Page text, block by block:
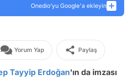
Onedio’yu Google'a ekleyin
Yorum Yap Paylaş
Tayyip Erdoğan'ın da imzası